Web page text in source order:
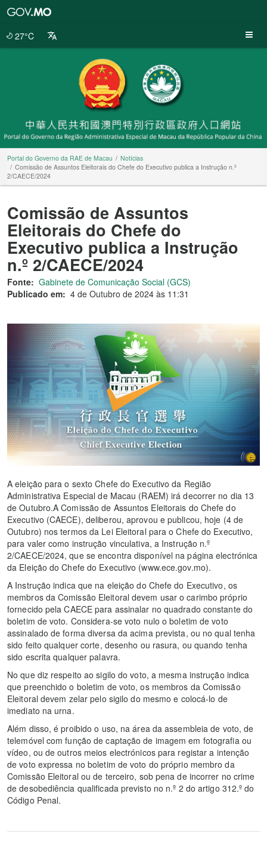
27°C
Portal do Governo da RAE de Macau
Notícias
Comissão de Assuntos Eleitorais do Chefe do Executivo publica a Instrução n.º
2/CAECE/2024
Comissão de Assuntos
Eleitorais do Chefe do
Executivo publica a Instrução
n.º 2/CAECE/2024
Fonte: Gabinete de Comunicação Social (GCS)
Publicado em: 4 de Outubro de 2024 às 11:31
A eleição para o sexto Chefe do Executivo da Região
Administrativa Especial de Macau (RAEM) irá decorrer no dia 13
de Outubro.A Comissão de Assuntos Eleitorais do Chefe do
Executivo (CAECE), deliberou, aprovou e publicou, hoje (4 de
Outubro) nos termos da Lei Eleitoral para o Chefe do Executivo,
para valer como instrução vinculativa, a Instrução n.º
2/CAECE/2024, que se encontra disponível na página electrónica
da Eleição do Chefe do Executivo (www.ece.gov.mo).
A Instrução indica que na eleição do Chefe do Executivo, os
membros da Comissão Eleitoral devem usar o carimbo próprio
fornecido pela CAECE para assinalar no quadrado constante do
boletim de voto. Considera-se voto nulo o boletim de voto
assinalado de forma diversa da acima prevista, ou no qual tenha
sido feito qualquer corte, desenho ou rasura, ou quando tenha
sido escrita qualquer palavra.
No que diz respeito ao sigilo do voto, a mesma instrução indica
que preenchido o boletim de voto, os membros da Comissão
Eleitoral devem zelar pelo sigilo do mesmo e colocá-lo de
imediato na urna.
Além disso, é proibido o uso, na área da assembleia de voto, de
telemóvel com função de captação de imagem em fotografia ou
vídeo, ou de outros meios electrónicos para registar a intenção
de voto expressa no boletim de voto do próprio membro da
Comissão Eleitoral ou de terceiro, sob pena de incorrer no crime
de desobediência qualificada previsto no n.º 2 do artigo 312.º do
Código Penal.